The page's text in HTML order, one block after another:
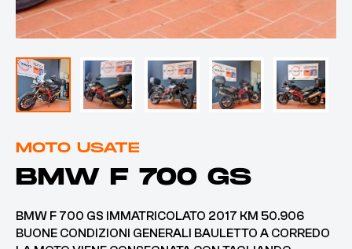
MOTO USATE
BMW F 700 GS
BMW F 700 GS IMMATRICOLATO 2017 KM 50.906
BUONE CONDIZIONI GENERALI BAULETTO A CORREDO